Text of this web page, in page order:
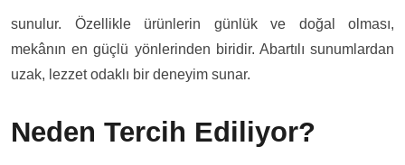
sunulur. Özellikle ürünlerin günlük ve doğal olması,
mekânın en güçlü yönlerinden biridir. Abartılı sunumlardan
uzak, lezzet odaklı bir deneyim sunar.
Neden Tercih Ediliyor?